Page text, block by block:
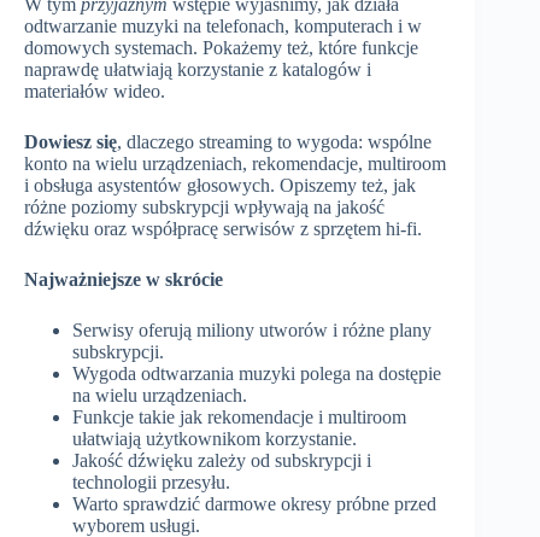
W tym przyjaznym wstępie wyjaśnimy, jak działa
odtwarzanie muzyki na telefonach, komputerach i w
domowych systemach. Pokażemy też, które funkcje
naprawdę ułatwiają korzystanie z katalogów i
materiałów wideo.
Dowiesz się, dlaczego streaming to wygoda: wspólne
konto na wielu urządzeniach, rekomendacje, multiroom
i obsługa asystentów głosowych. Opiszemy też, jak
różne poziomy subskrypcji wpływają na jakość
dźwięku oraz współpracę serwisów z sprzętem hi‑fi.
Najważniejsze w skrócie
Serwisy oferują miliony utworów i różne plany
subskrypcji.
Wygoda odtwarzania muzyki polega na dostępie
na wielu urządzeniach.
Funkcje takie jak rekomendacje i multiroom
ułatwiają użytkownikom korzystanie.
Jakość dźwięku zależy od subskrypcji i
technologii przesyłu.
Warto sprawdzić darmowe okresy próbne przed
wyborem usługi.